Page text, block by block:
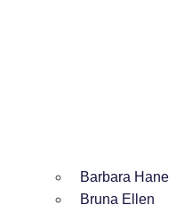
Barbara Hane
Bruna Ellen